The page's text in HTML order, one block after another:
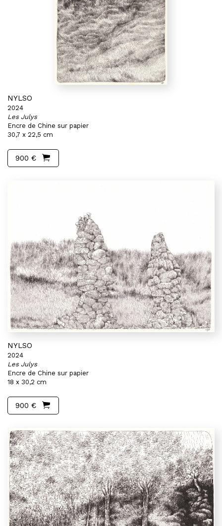
NYLSO
2024
Les Julys
Encre de Chine sur papier
30,7 x 22,5 cm
900 €
NYLSO
2024
Les Julys
Encre de Chine sur papier
18 x 30,2 cm
900 €